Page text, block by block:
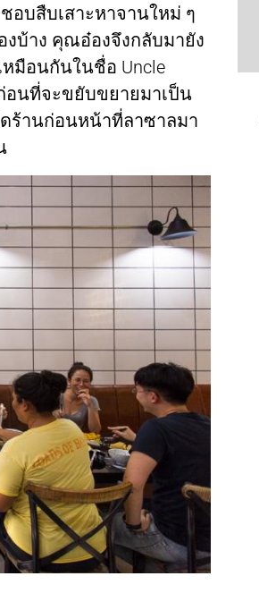
อบสืบเสาะหาจานใหม่ ๆ
งบ้าง คุณอ๋องจึงกลับมายัง
มือนกันในชื่อ Uncle
อนที่จะขยับขยายมาเป็น
ร้านก่อนหน้าที่ลาซาลมา